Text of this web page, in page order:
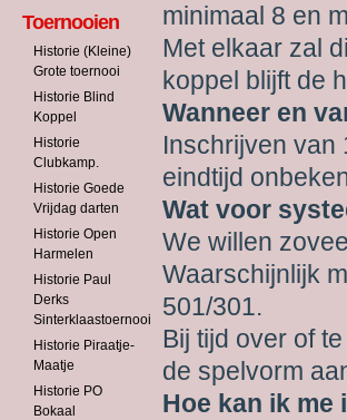
Toernooien
Historie (Kleine)
Grote toernooi
Historie Blind
Koppel
Historie
Clubkamp.
Historie Goede
Vrijdag darten
Historie Open
Harmelen
Historie Paul
Derks
Sinterklaastoernooi
Historie Piraatje-
Maatje
Historie PO
Bokaal
minimaal 8 en
Met elkaar zal
koppel blijft de
Wanneer en
Inschrijven van
eindtijd
Wat voor
We willen
Waarschijnlijk
501/301.
Bij tijd over of
de spelvorm
Hoe kan ik me